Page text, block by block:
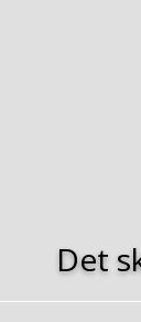
Det